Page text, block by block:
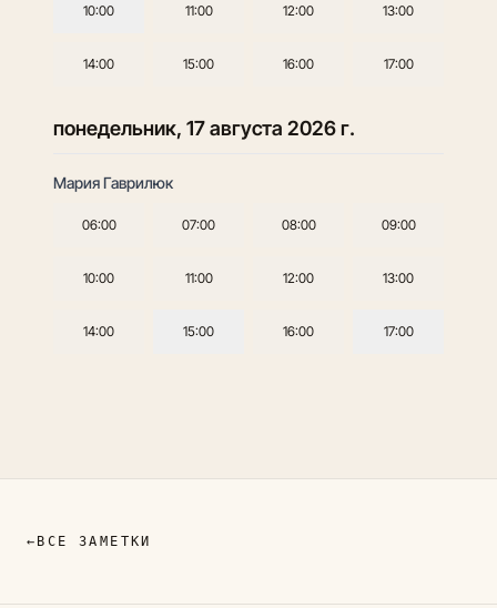
10:00 11:00 12:00 13:00
14:00 15:00 16:00 17:00
понедельник, 17 августа 2026 г.
Мария Гаврилюк
06:00 07:00 08:00 09:00
10:00 11:00 12:00 13:00
14:00 15:00 16:00 17:00
← ВСЕ ЗАМЕТКИ